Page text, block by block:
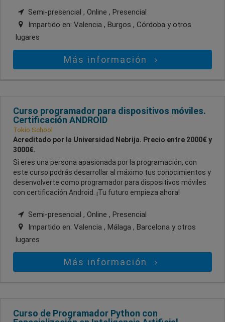
Semi-presencial , Online , Presencial
Impartido en: Valencia , Burgos , Córdoba y otros
lugares
Más información
Curso programador para dispositivos móviles.
Certificación ANDROID
Tokio School
Acreditado por la Universidad Nebrija. Precio entre 2000€ y
3000€.
Si eres una persona apasionada por la programación, con
este curso podrás desarrollar al máximo tus conocimientos y
desenvolverte como programador para dispositivos móviles
con certificación Android. ¡Tu futuro empieza ahora!
Semi-presencial , Online , Presencial
Impartido en: Valencia , Málaga , Barcelona y otros
lugares
Más información
Curso de Programador Python con